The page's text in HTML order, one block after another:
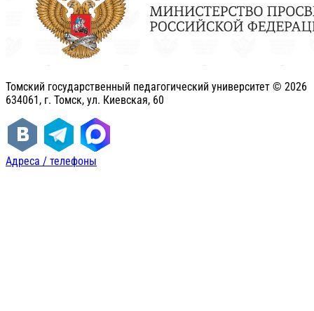
Томский государственный педагогический университет © 2026
634061, г. Томск, ул. Киевская, 60
Адреса / телефоны